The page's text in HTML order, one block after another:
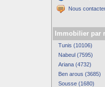
Nous
Immobilier par
Tunis (10106)
Nabeul (7595)
Ariana (4732)
Ben arous (3685)
Sousse (1680)